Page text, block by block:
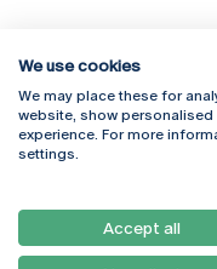
Rua Diogo Botelho 1327
4169-005 Porto
+351 226 196 240
We use cookies
We may place these for
website, show
experience. For more
settings.
Accept all